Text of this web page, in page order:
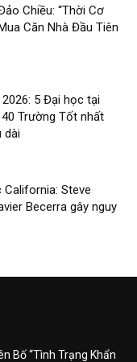
Chiều: “Thời Cơ
Căn Nhà Đầu Tiên
5 Đại học tại
Trường Tốt nhất
dài
Steve
Becerra gây nguy
Bố “Tình Trạng Khẩn